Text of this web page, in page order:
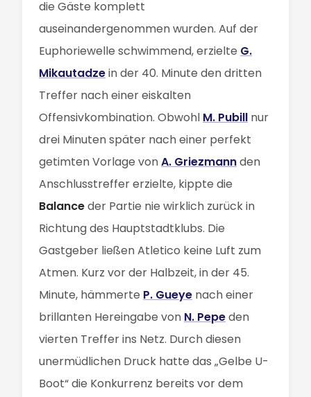
die Gäste komplett
auseinandergenommen wurden. Auf der
Euphoriewelle schwimmend, erzielte G.
Mikautadzein der 40. Minute den dritten
Treffer nach einer eiskalten
Offensivkombination. Obwohl M. Pubill nur
drei Minuten später nach einer perfekt
getimten Vorlage vonA. Griezmannden
Anschlusstreffer erzielte, kippte die
Balanceder Partie nie wirklich zurück in
Richtung des Hauptstadtklubs. Die
Gastgeber ließen Atletico keine Luft zum
Atmen. Kurz vor der Halbzeit, in der 45.
Minute, hämmerte P. Gueye nach einer
brillanten Hereingabe von N. Pepeden
vierten Treffer ins Netz. Durch diesen
unermüdlichen Druck hatte das „Gelbe U-
Boot“ die Konkurrenz bereits vor dem